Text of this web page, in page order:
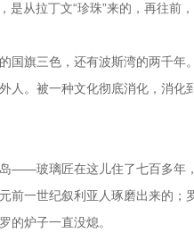
从拉丁文“珍珠”来的，再往前
国旗三色，还有波斯湾的两千年。
人。被一种文化彻底消化，消
——玻璃匠在这儿住了七百多年
前一世纪叙利亚人琢磨出来的
的炉子一直没熄。